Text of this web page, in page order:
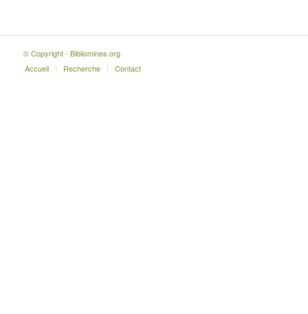
© Copyright - Bibliomines.org
Accueil
Recherche Contact